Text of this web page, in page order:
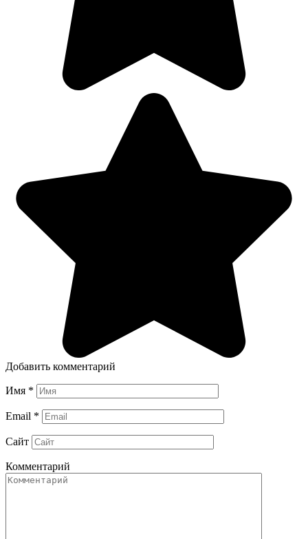
Добавить комментарий
Имя *
Email *
Сайт
Комментарий